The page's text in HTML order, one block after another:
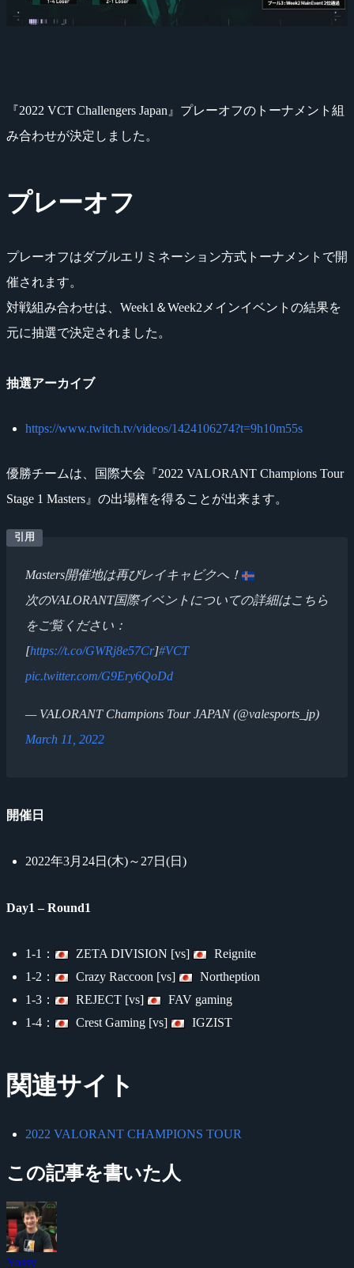
『2022 VCT Challengers Japan』プレーオフのトーナメント組
み合わせが決定しました。
プレーオフ
プレーオフはダブルエリミネーション方式トーナメントで開
催されます。
対戦組み合わせは、Week1＆Week2メインイベントの結果を
元に抽選で決定されました。
抽選アーカイブ
https://www.twitch.tv/videos/1424106274?t=9h10m55s
優勝チームは、国際大会『2022 VALORANT Champions Tour
Stage 1 Masters』の出場権を得ることが出来ます。
Masters開催地は再びレイキャビクへ！
次のVALORANT国際イベントについての詳細はこちら
をご覧ください：
[https://t.co/GWRj8e57Cr]#VCT
pic.twitter.com/G9Ery6QoDd
— VALORANT Champions Tour JAPAN (@valesports_jp)
March 11, 2022
開催日
2022年3月24日(木)～27日(日)
Day1 – Round1
1-1： ZETA DIVISION [vs]
Reignite
1-2：
Crazy Raccoon [vs]
Northeption
1-3：
REJECT [vs]
FAV gaming
1-4：
Crest Gaming [vs] IGZIST
関連サイト
2022 VALORANT CHAMPIONS TOUR
この記事を書いた人
Yossy